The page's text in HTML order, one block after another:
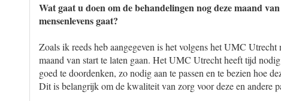
Wat gaat u doen om de behandelingen nog deze maand
mensenlevens gaat?
Zoals ik reeds heb aangegeven is het volgens het UMC
maand van start te laten gaan. Het UMC Utrecht heeft tijd
goed te doordenken, zo nodig aan te passen en te bezien hoe
Dit is belangrijk om de kwaliteit van zorg voor deze en andere